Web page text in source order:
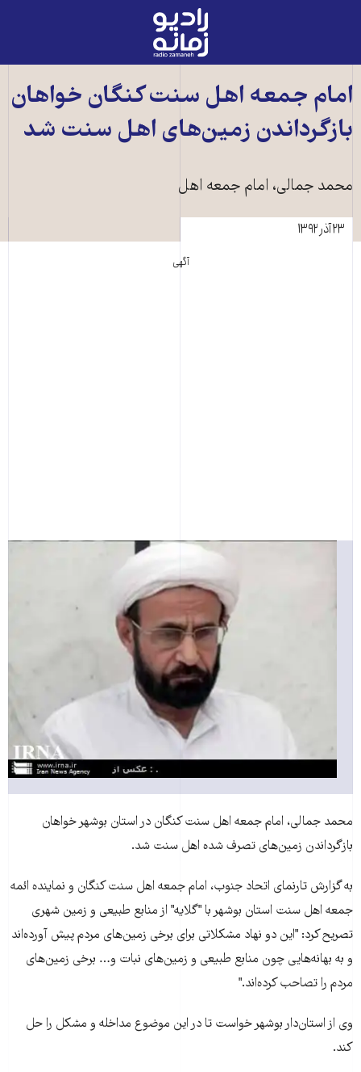
رادیو
زمانه
به
صفحه
اصلی
امام جمعه اهل سنت کنگان خواهان
بازگرداندن زمين‌های اهل سنت شد
محمد جمالی، امام جمعه اهل
۲۳ آذر ۱۳۹۲
آگهی
محمد جمالی، امام جمعه اهل سنت کنگان در استان بوشهر خواهان
بازگرداندن زمين‌های تصرف شده اهل سنت شد.
به گزارش تارنمای اتحاد جنوب، امام جمعه اهل سنت کنگان و نماينده ائمه
جمعه اهل سنت استان بوشهر با "گلايه" از منابع طبيعی و زمين شهری
تصريح کرد: "اين دو نهاد مشکلاتی برای برخی زمين‌های مردم پيش آورده‌اند
و به بهانه‌هايی چون منابع طبيعی و زمين‌های نبات و… برخی زمين‌های
مردم را تصاحب کرده‌اند."
وی از استان‌دار بوشهر خواست تا در اين موضوع مداخله و مشکل را حل
کند.